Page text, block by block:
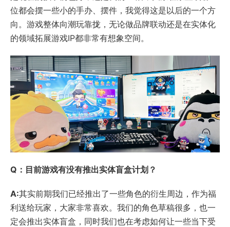
位都会摆一些小的手办、摆件，我觉得这是以后的一个方
向。游戏整体向潮玩靠拢，无论做品牌联动还是在实体化
的领域拓展游戏IP都非常有想象空间。
Q：目前游戏有没有推出实体盲盒计划？
A:其实前期我们已经推出了一些角色的衍生周边，作为福
利送给玩家，大家非常喜欢。我们的角色草稿很多，也一
定会推出实体盲盒，同时我们也在考虑如何让一些当下受